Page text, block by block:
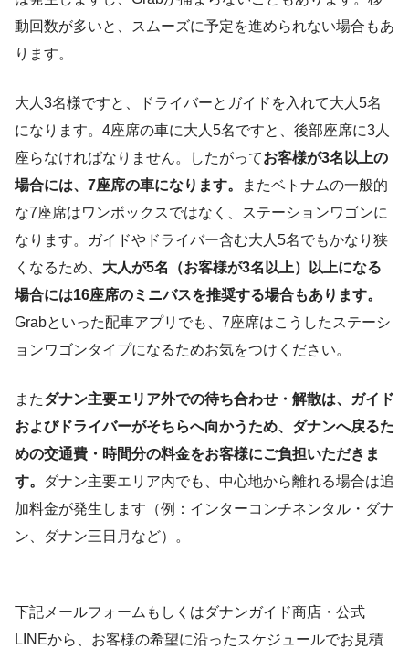
またストリートフードも売られており、こちらで
も食を楽しめます。
21時（到着時間は前後します）
ダナン市内のホテルへ戻る
動回数が多いと、スムーズに予定を進められない場合もあ
ります。
大人3名様ですと、ドライバーとガイドを入れて大人5名
になります。4座席の車に大人5名ですと、後部座席に3人
座らなければなりません。したがってお客様が3名以上の
場合には、7座席の車になります。
またベトナムの一般的
な7座席はワンボックスではなく、ステーションワゴンに
なります。ガイドやドライバー含む大人5名でもかなり狭
くなるため、 大人が5名（お客様が3名以上）以上になる
場合には16座席のミニバスを推奨する場合もあります。
Grabといった配車アプリでも、7座席はこうしたステーシ
ョンワゴンタイプになるためお気をつけください。
またダナン主要エリア外での待ち合わせ・解散は、ガイド
およびドライバーがそちらへ向かうため、ダナンへ戻るた
めの交通費・時間分の料金をお客様にご負担いただきま
す。
ダナン主要エリア内でも、中心地から離れる場合は追
加料金が発生します（例：インターコンチネンタル・ダナ
ン、ダナン三日月など）。
下記メールフォームもしくはダナンガイド商店・公式
LINEから、お客様の希望に沿ったスケジュールでお見積